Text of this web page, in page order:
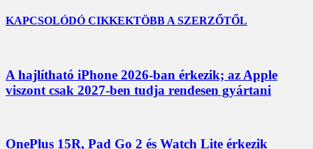
KAPCSOLÓDÓ CIKKEKTÖBB A SZERZŐTŐL
A hajlítható iPhone 2026-ban érkezik; az Apple
viszont csak 2027-ben tudja rendesen gyártani
OnePlus 15R, Pad Go 2 és Watch Lite érkezik